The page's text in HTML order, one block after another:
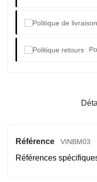
Référence VINBM03
Références